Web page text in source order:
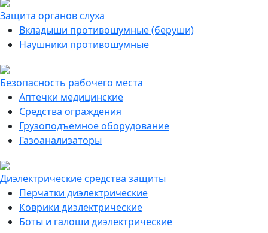
Защита органов слуха
Вкладыши противошумные (беруши)
Наушники противошумные
Безопасность рабочего места
Аптечки медицинские
Средства ограждения
Грузоподъемное оборудование
Газоанализаторы
Диэлектрические средства защиты
Перчатки диэлектрические
Коврики диэлектрические
Боты и галоши диэлектрические